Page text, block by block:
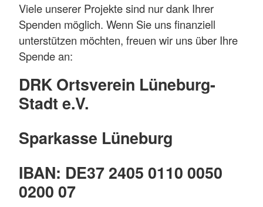
Viele unserer Projekte sind nur dank Ihrer
Spenden möglich. Wenn Sie uns finanziell
unterstützen möchten, freuen wir uns über Ihre
Spende an:
DRK Ortsverein Lüneburg-
Stadt e.V.
Sparkasse Lüneburg
IBAN: DE37 2405 0110 0050
0200 07